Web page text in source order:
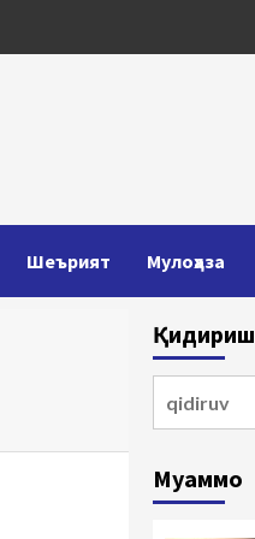
Шеърият Мулоҳаза
Қидириш
Муаммо